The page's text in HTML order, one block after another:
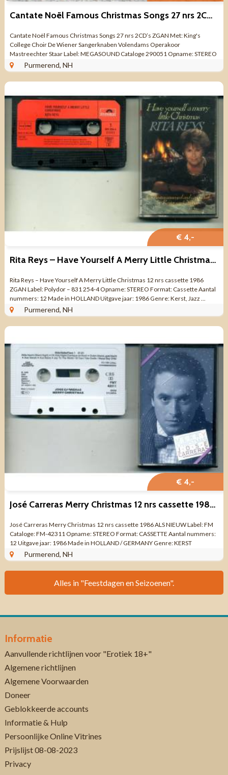
Cantate Noël Famous Christmas Songs 27 nrs 2CD’s ZGAN
Cantate Noël Famous Christmas Songs 27 nrs 2CD’s ZGAN Met: King's
College Choir De Wiener Sangerknaben Volendams Operakoor
Mastreechter Staar Label: MEGASOUND Cataloge 290051 Opname: STEREO
Format: 2 CD’s ...
Purmerend, NH
€ 4,-
Rita Reys – Have Yourself A Merry Little Christmas 12 nrs ZGAN
Rita Reys – Have Yourself A Merry Little Christmas 12 nrs cassette 1986
ZGAN Label: Polydor – 831 254-4 Opname: STEREO Format: Cassette Aantal
nummers: 12 Made in HOLLAND Uitgave jaar: 1986 Genre: Kerst, Jazz ...
Purmerend, NH
€ 4,-
José Carreras Merry Christmas 12 nrs cassette 1986 ALS NIEUW
José Carreras Merry Christmas 12 nrs cassette 1986 ALS NIEUW Label: FM
Cataloge: FM-42311 Opname: STEREO Format: CASSETTE Aantal nummers:
12 Uitgave jaar: 1986 Made in HOLLAND / GERMANY Genre: KERST
KLASSIEK Kwaliteit: ...
Purmerend, NH
Alles in "Feestdagen en Seizoenen".
Informatie
Aanvullende richtlijnen voor "Erotiek 18+"
Algemene richtlijnen
Algemene Voorwaarden
Doneer
Geblokkeerde accounts
Informatie & Hulp
Persoonlijke Online Vitrines
Prijslijst 08-08-2023
Privacy